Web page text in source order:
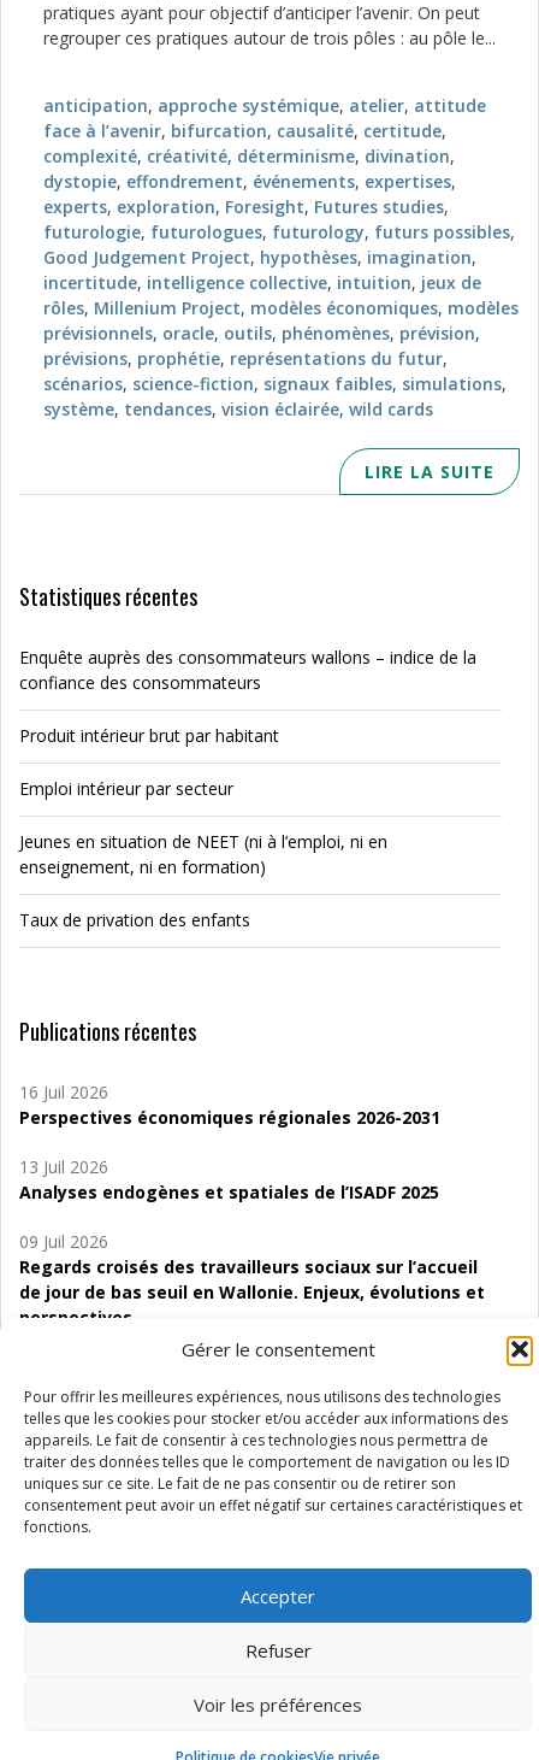
Gérer le consentement
Pour offrir les meilleures expériences, nous utilisons des technologies
telles que les cookies pour stocker et/ou accéder aux informations des
appareils. Le fait de consentir à ces technologies nous permettra de
traiter des données telles que le comportement de navigation ou les ID
uniques sur ce site. Le fait de ne pas consentir ou de retirer son
consentement peut avoir un effet négatif sur certaines caractéristiques et
fonctions.
Accepter
Refuser
Voir les préférences
pratiques ayant pour objectif d’anticiper l’avenir. On peut
regrouper ces pratiques autour de trois pôles : au pôle le...
anticipation, approche systémique, atelier, attitude
face à l’avenir, bifurcation, causalité, certitude,
complexité, créativité, déterminisme, divination,
dystopie, effondrement, événements, expertises,
experts, exploration, Foresight, Futures studies,
futurologie, futurologues, futurology, futurs possibles,
Good Judgement Project, hypothèses, imagination,
incertitude, intelligence collective, intuition, jeux de
rôles, Millenium Project, modèles économiques, modèles
prévisionnels, oracle, outils, phénomènes, prévision,
prévisions, prophétie, représentations du futur,
scénarios, science-fiction, signaux faibles, simulations,
système, tendances, vision éclairée, wild cards
LIRE LA SUITE
Statistiques récentes
Enquête auprès des consommateurs wallons – indice de la
confiance des consommateurs
Produit intérieur brut par habitant
Emploi intérieur par secteur
Jeunes en situation de NEET (ni à l’emploi, ni en
enseignement, ni en formation)
Taux de privation des enfants
Publications récentes
16 Juil 2026
Perspectives économiques régionales 2026-2031
13 Juil 2026
Analyses endogènes et spatiales de l’ISADF 2025
09 Juil 2026
Regards croisés des travailleurs sociaux sur l’accueil
de jour de bas seuil en Wallonie. Enjeux, évolutions et
perspectives
Étude d’évaluabilité des Structures
d’accompagnement à l’autocréation d’emploi (SAACE)
01 Juil 2026
Pénurie du personnel infirmier :quels indicateurs
d’offre de soins pour comprendre la situation en